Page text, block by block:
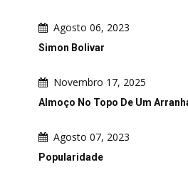
Agosto 06, 2023
Simon Bolivar
Novembro 17, 2025
Almoço No Topo De Um
Agosto 07, 2023
Popularidade